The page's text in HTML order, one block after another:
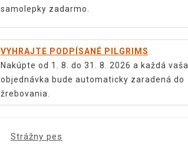
samolepky zadarmo.
VYHRAJTE PODPÍSANÉ PILGRIMS
Nakúpte od 1. 8. do 31. 8. 2026 a každá vaša
objednávka bude automaticky zaradená do
žrebovania.
Strážny pes